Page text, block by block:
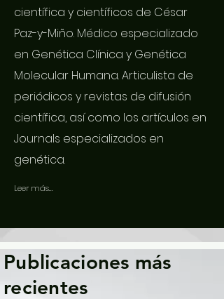
científica y científicos de César
Paz-y-Miño. Médico especializado
en Genética Clínica y Genética
Molecular Humana. Articulista de
periódicos y revistas de difusión
científica, así como los artículos en
Journals especializados en
genética.
Leer más...
Publicaciones más
recientes